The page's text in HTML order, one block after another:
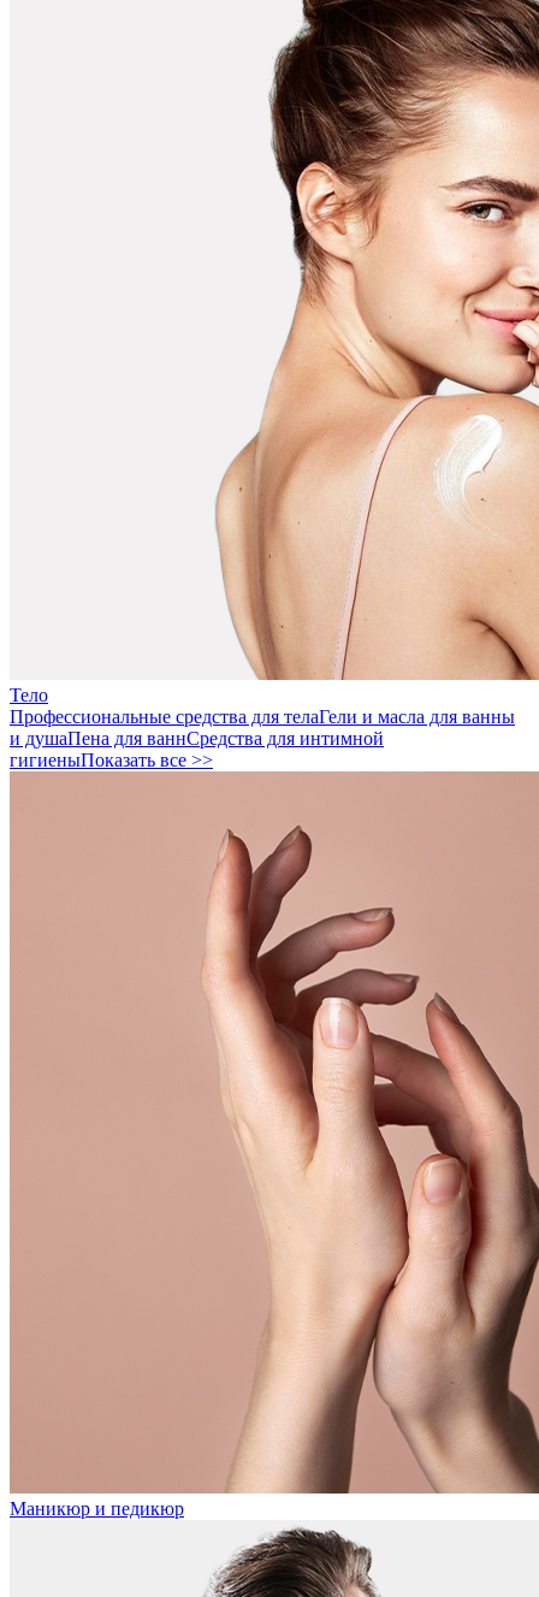
Тело
Профессиональные средства для телаГели и масла для ванны
и душаПена для ваннСредства для интимной
гигиеныПоказать все >>
Маникюр и педикюр